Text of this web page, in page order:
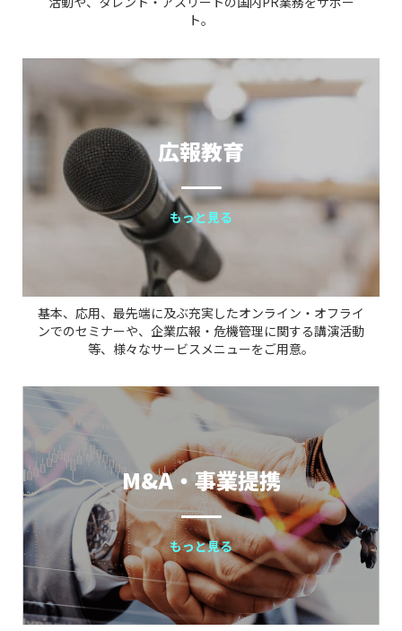
ト。
広報教育
もっと見る
基本、応用、最先端に及ぶ充実したオンライン・オフライ
ンでのセミナーや、企業広報・危機管理に関する講演活動
等、様々なサービスメニューをご用意。
M&A・事業提携
もっと見る